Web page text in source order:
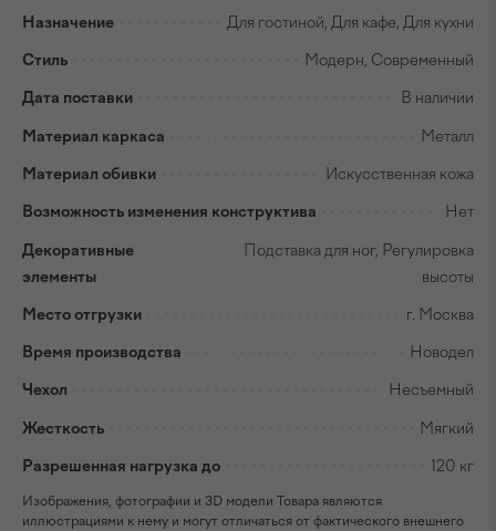
Назначение Для гостиной, Для кафе, Для кухни
Стиль Модерн, Современный
Дата поставки В наличии
Материал каркаса Металл
Материал обивки Искусственная кожа
Возможность изменения конструктива Нет
Декоративные
элементы
Подставка для ног, Регулировка
высоты
Место отгрузки г. Москва
Время производства Новодел
Чехол Несъемный
Жесткость Мягкий
Разрешенная нагрузка до 120 кг
Изображения, фотографии и 3D модели Товара являются
иллюстрациями к нему и могут отличаться от фактического внешнего